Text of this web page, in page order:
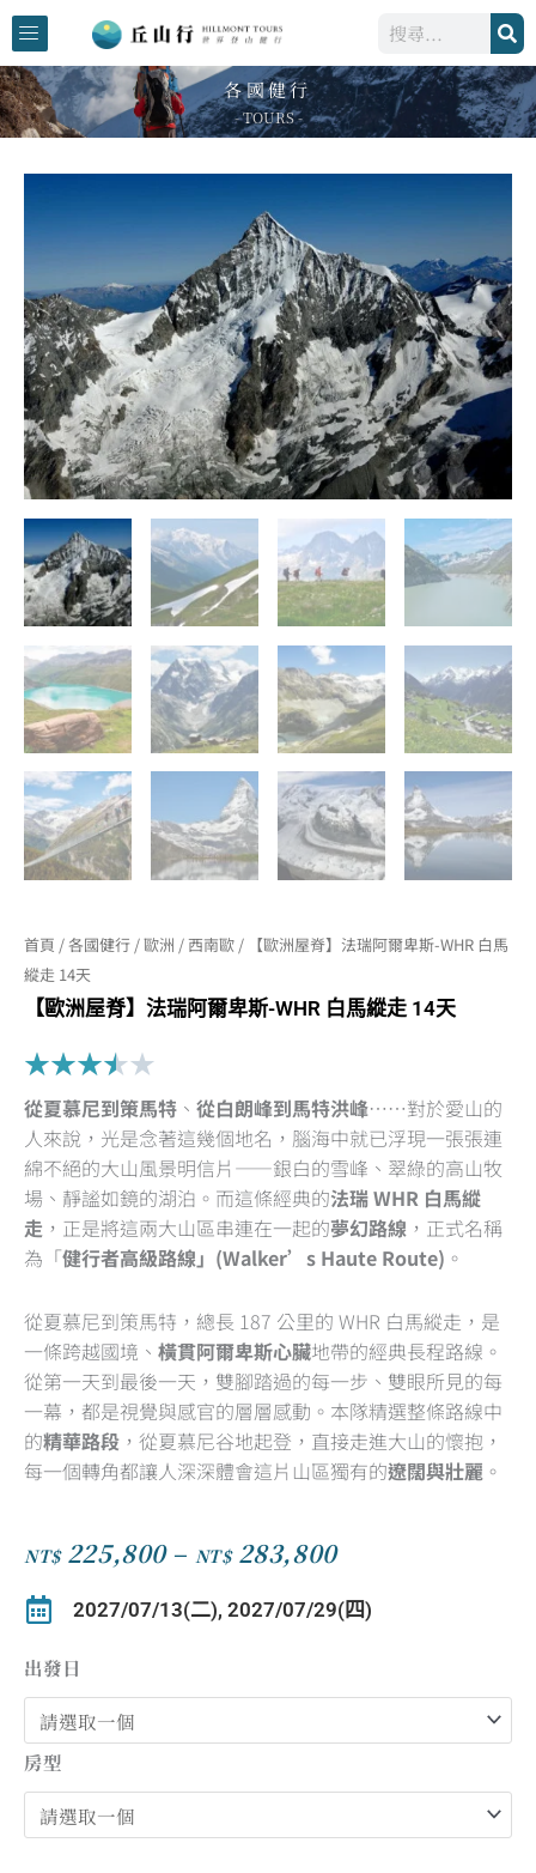
跳
至
主
要
內
搜
各國健行
- TOURS -
首頁 /各國健行 /歐洲 /西南歐 / 【歐洲屋脊】法瑞阿爾卑斯-WHR 白馬
縱走 14天
【歐洲屋脊】法瑞阿爾卑斯-WHR 白馬縱走 14天
★★★★★
3.5
out
of
5
從夏慕尼到策馬特 、 從白朗峰到馬特洪峰……對於愛山的
人來說，光是念著這幾個地名，腦海中就已浮現一張張連
綿不絕的大山風景明信片——銀白的雪峰、翠綠的高山牧
場、靜謐如鏡的湖泊。而這條經典的法瑞 WHR 白馬縱
走 ，正是將這兩大山區串連在一起的夢幻路線 ，正式名稱
為「健行者高級路線」(Walker’s Haute Route) 。
從夏慕尼到策馬特，總長 187 公里的 WHR 白馬縱走，是
一條跨越國境、 橫貫阿爾卑斯心臟地帶的經典長程路線。
從第一天到最後一天，雙腳踏過的每一步、雙眼所見的每
一幕，都是視覺與感官的層層感動。本隊精選整條路線中
的精華路段 ，從夏慕尼谷地起登，直接走進大山的懷抱，
每一個轉角都讓人深深體會這片山區獨有的遼闊與壯麗 。
NT$ 225,800 – NT$ 283,800價
格
範
NT$225,800
NT$283,800
2027/07/13(二), 2027/07/29(四)
出發日
房型